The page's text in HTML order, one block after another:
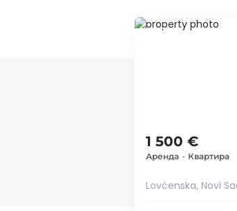
ID 79094
1 500 €
Аренда • Квартира
Lovćenska, Novi